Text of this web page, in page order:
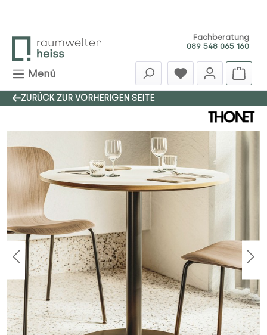
Fachberatung
089 548 065 160
Menü
ZURÜCK ZUR VORHERIGEN SEITE